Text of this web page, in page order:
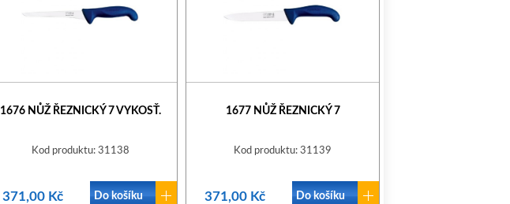
1676 NŮŽ ŘEZNICKÝ 7 VYKOSŤ.
Kod produktu: 31138
371,00 Kč Do košíku
1677 NŮŽ ŘEZNICKÝ 7
Kod produktu: 31139
371,00 Kč Do košíku